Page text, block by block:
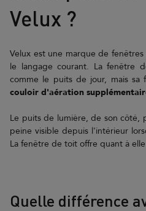
Velux ?
Velux est une marque de
le langage courant. La fenêtre
comme le puits de jour, mais sa
couloir d'aération
Le puits de lumière, de son côté,
peine visible depuis l'intérieur
La fenêtre de toit offre quant à
Quelle différence